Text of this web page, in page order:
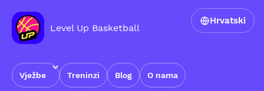
Level Up Basketball
Vježbe Treninzi Blog O nama
Hrvatski